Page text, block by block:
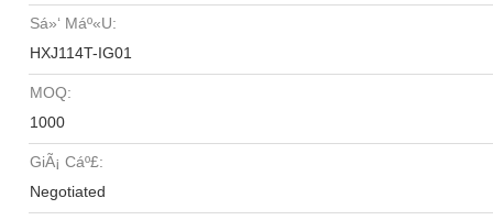
Sá»‘ Máº«u:
HXJ114T-IG01
MOQ:
1000
GiÃ¡ Cáº£:
Negotiated